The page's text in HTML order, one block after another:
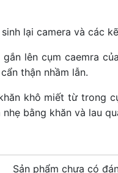
lại camera và các
lên cụm caemra
cẩn thận nhầm lẫn.
khô miết từ trong
bằng khăn và lau
Sản phẩm chưa có